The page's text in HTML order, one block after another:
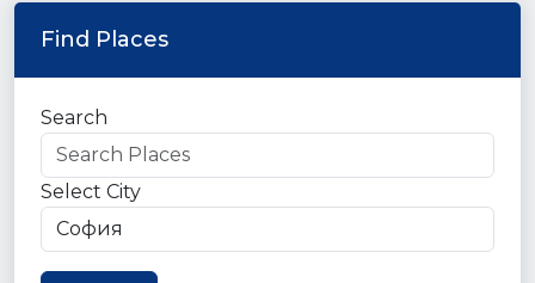
Find Places
Search
Select City